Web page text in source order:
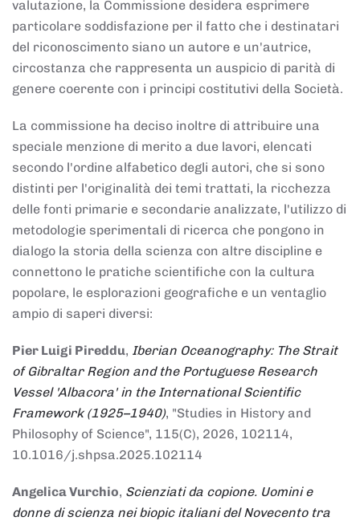
valutazione, la Commissione desidera esprimere
particolare soddisfazione per il fatto che i destinatari
del riconoscimento siano un autore e un'autrice,
circostanza che rappresenta un auspicio di parità di
genere coerente con i principi costitutivi della Società.
La commissione ha deciso inoltre di attribuire una
speciale menzione di merito a due lavori, elencati
secondo l'ordine alfabetico degli autori, che si sono
distinti per l'originalità dei temi trattati, la ricchezza
delle fonti primarie e secondarie analizzate, l'utilizzo di
metodologie sperimentali di ricerca che pongono in
dialogo la storia della scienza con altre discipline e
connettono le pratiche scientifiche con la cultura
popolare, le esplorazioni geografiche e un ventaglio
ampio di saperi diversi:
Pier Luigi Pireddu, Iberian Oceanography: The Strait
of Gibraltar Region and the Portuguese Research
Vessel 'Albacora' in the International Scientific
Framework (1925–1940), "Studies in History and
Philosophy of Science", 115(C), 2026, 102114,
10.1016/j.shpsa.2025.102114
Angelica Vurchio, Scienziati da copione. Uomini e
donne di scienza nei biopic italiani del Novecento tra